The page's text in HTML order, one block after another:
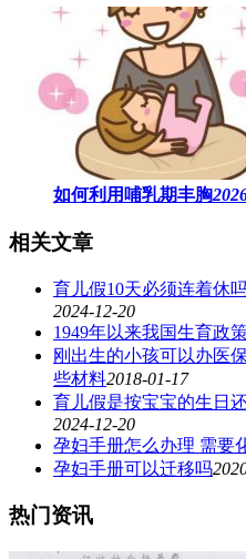
如何利用哺乳期丰胸
相关文章
育儿假10天必须连着休
2024-12-20
1949年以来我国生育政
刚出生的小孩可以办医
些材料2018-01-17
育儿假是按宝宝的生日
2024-12-20
孕妇手册怎么办理 需要
孕妇手册可以迁移吗
热门资讯